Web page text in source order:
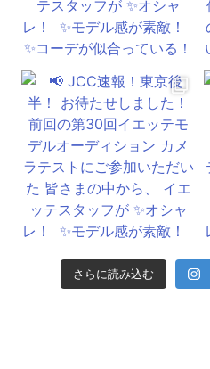
さらに読み込む